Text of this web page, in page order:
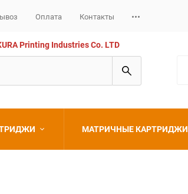
Оплата Контакты
Printing Industries Co. LTD
МАТРИЧНЫЕ КАРТРИДЖИ